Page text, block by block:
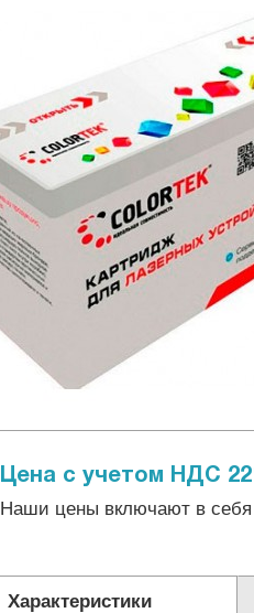
Цена с учетом НДС
Наши цены включают в
Характеристики